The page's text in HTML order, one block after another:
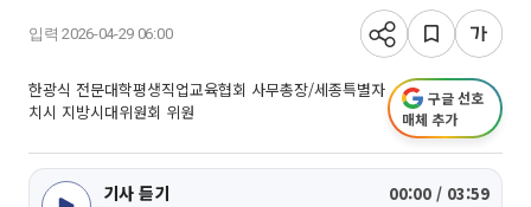
입력 2026-04-29 06:00
한광식 전문대학평생직업교육협회 사무총장/세종특별자
치시 지방시대위원회 위원
구글 선호
매체 추가
기사 듣기 00:00 / 03:59